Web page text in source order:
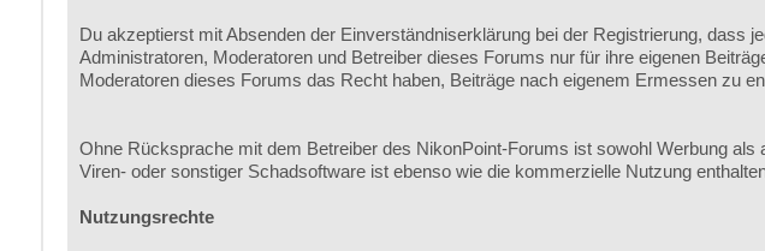
Du akzeptierst mit Absenden der Einverständniserklärung bei der Registrierung, dass
Administratoren, Moderatoren und Betreiber dieses Forums nur für ihre eigenen
Moderatoren dieses Forums das Recht haben, Beiträge nach eigenem Ermessen zu
Ohne Rücksprache mit dem Betreiber des NikonPoint-Forums ist sowohl Werbung
Viren- oder sonstiger Schadsoftware ist ebenso wie die kommerzielle Nutzung
Nutzungsrechte